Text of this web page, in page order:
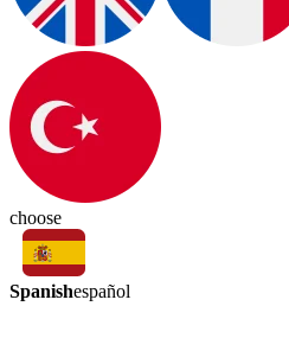
choose
Spanishespañol